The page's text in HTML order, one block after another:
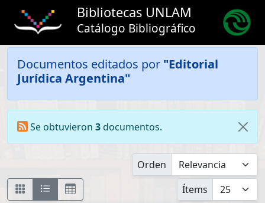
Bibliotecas UNLAM
Catálogo Bibliográfico
Documentos editados por "Editorial
Jurídica Argentina"
Se obtuvieron 3documentos.
Orden
Ítems